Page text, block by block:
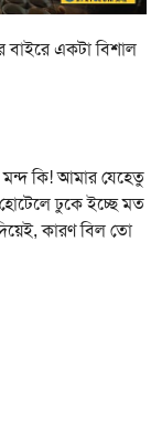
বাইরে একটা বিশাল
কি! আমার যেহেতু
ঢুকে ইচ্ছে মত
কারণ বিল তো